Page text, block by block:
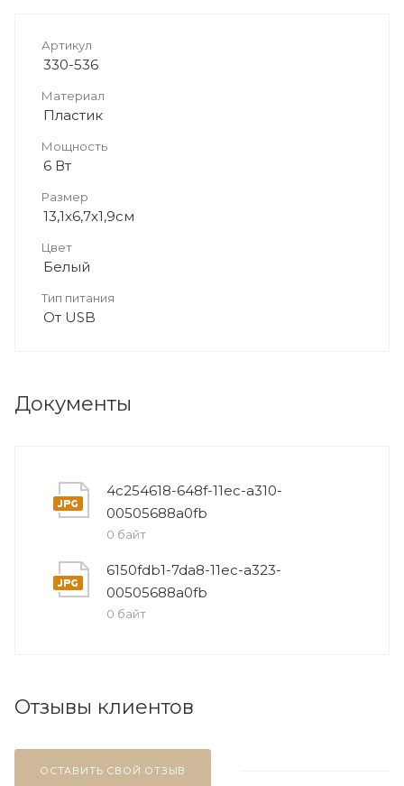
Артикул
330-536
Материал
Пластик
Мощность
6 Вт
Размер
13,1х6,7х1,9см
Цвет
Белый
Тип питания
От USB
Документы
4c254618-648f-11ec-a310-
00505688a0fb
0 байт
6150fdb1-7da8-11ec-a323-
00505688a0fb
0 байт
Отзывы клиентов
ОСТАВИТЬ СВОЙ ОТЗЫВ